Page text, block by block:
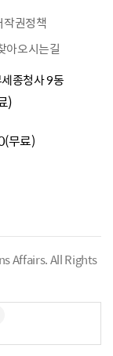
작권정책
아오시는길
종청사 9동
)
무료)
Affairs.All Rights